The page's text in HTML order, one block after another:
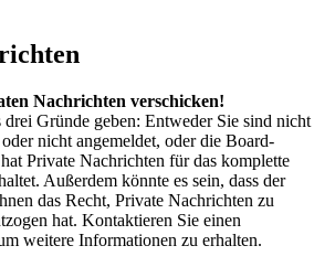
Nachrichten verschicken!
Gründe geben: Entweder Sie sind nicht
nicht angemeldet, oder die Board-
Private Nachrichten für das komplette
Außerdem könnte es sein, dass der
das Recht, Private Nachrichten zu
hat. Kontaktieren Sie einen
weitere Informationen zu erhalten.